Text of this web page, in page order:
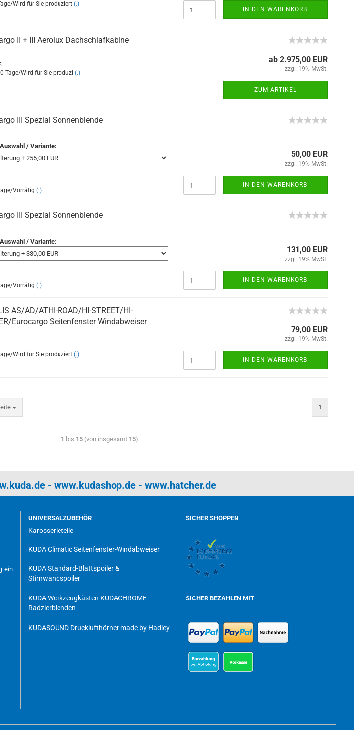
Wird für Sie produziert (.)
IN DEN WARENKORB
II + III Aerolux Dachschlafkabine
Tage/Wird für Sie produzi (.)
ab 2.975,00 EUR
zzgl. 19% MwSt.
ZUM ARTIKEL
III Spezial Sonnenblende
/ Variante:
Vorrätig (.)
50,00 EUR
zzgl. 19% MwSt.
IN DEN WARENKORB
III Spezial Sonnenblende
/ Variante:
Vorrätig (.)
131,00 EUR
zzgl. 19% MwSt.
IN DEN WARENKORB
AS/AD/ATHI-ROAD/HI-STREET/HI-
Eurocargo Seitenfenster Windabweiser
Wird für Sie produziert (.)
79,00 EUR
zzgl. 19% MwSt.
IN DEN WARENKORB
1
1 bis 15(von insgesamt 15)
- www.kudashop.de- www.hatcher.de
ein
UNIVERSALZUBEHÖR
Karosserieteile
KUDA Climatic Seitenfenster-Windabweiser
KUDA Standard-Blattspoiler &
Stirnwandspoiler
KUDA Werkzeugkästen KUDACHROME
Radzierblenden
KUDASOUND Drucklufthörner made by Hadley
SICHER SHOPPEN
SICHER BEZAHLEN MIT